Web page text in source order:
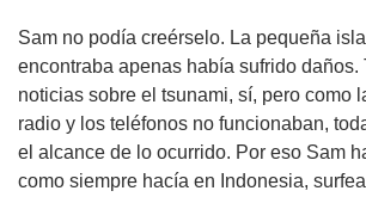
Sam no podía creérselo. La pequeña
encontraba apenas había sufrido daños.
noticias sobre el tsunami, sí, pero como
radio y los teléfonos no funcionaban,
el alcance de lo ocurrido. Por eso Sam
como siempre hacía en Indonesia,